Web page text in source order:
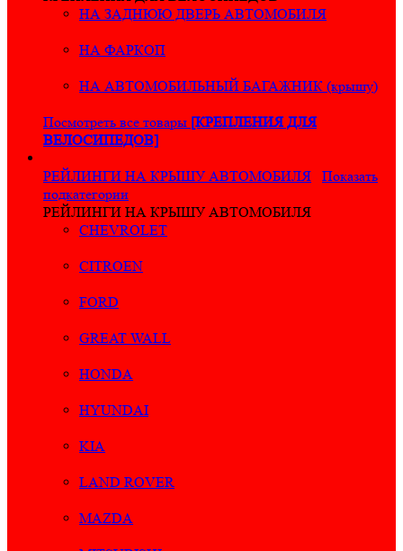
НА ЗАДНЮЮ ДВЕРЬ АВТОМОБИЛЯ
НА ФАРКОП
НА АВТОМОБИЛЬНЫЙ БАГАЖНИК (крышу)
Посмотреть все товары [КРЕПЛЕНИЯ ДЛЯ
ВЕЛОСИПЕДОВ]
РЕЙЛИНГИ НА КРЫШУ АВТОМОБИЛЯ
Показать
подкатегории
РЕЙЛИНГИ НА КРЫШУ АВТОМОБИЛЯ
CHEVROLET
CITROEN
FORD
GREAT WALL
HONDA
HYUNDAI
KIA
LAND ROVER
MAZDA